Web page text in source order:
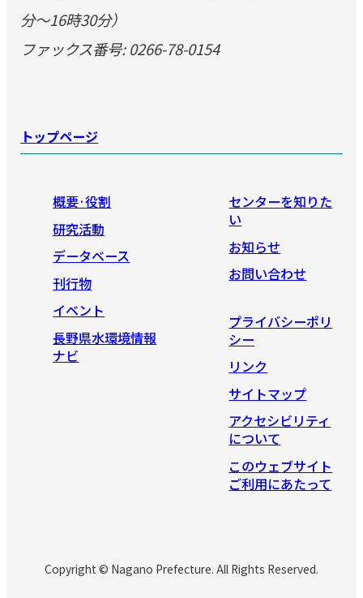
分～16時30分）
ファックス番号: 0266-78-0154
トップページ
概要·役割
研究活動
データベース
刊行物
イベント
長野県水環境情報
ナビ
センターを知りた
い
お知らせ
お問い合わせ
プライバシーポリ
シー
リンク
サイトマップ
アクセシビリティ
について
このウェブサイト
ご利用にあたって
Copyright © Nagano Prefecture. All Rights Reserved.